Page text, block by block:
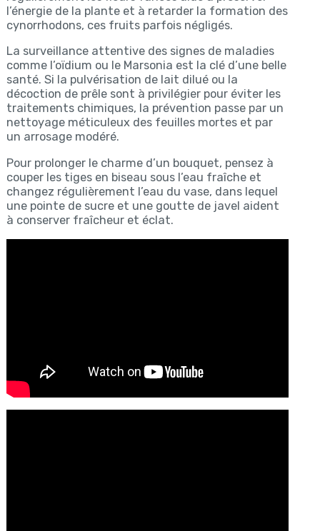
l’énergie de la plante et à retarder la formation des
cynorrhodons, ces fruits parfois négligés.
La surveillance attentive des signes de maladies
comme l’oïdium ou le Marsonia est la clé d’une belle
santé. Si la pulvérisation de lait dilué ou la
décoction de prêle sont à privilégier pour éviter les
traitements chimiques, la prévention passe par un
nettoyage méticuleux des feuilles mortes et par
un arrosage modéré.
Pour prolonger le charme d’un bouquet, pensez à
couper les tiges en biseau sous l’eau fraîche et
changez régulièrement l’eau du vase, dans lequel
une pointe de sucre et une goutte de javel aident
à conserver fraîcheur et éclat.